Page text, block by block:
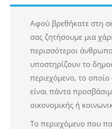
Αφού βρεθήκατε στη
σας ζητήσουμε μια
περισσότεροι
υποστηρίζουν το
περιεχόμενο, το οποίο
είναι πάντα
οικονομικής ή
Το περιεχόμενο που